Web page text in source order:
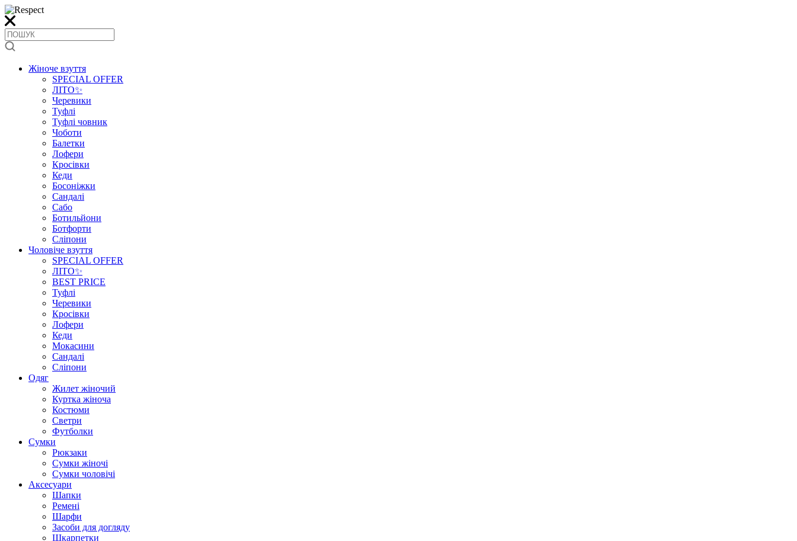
Жіноче взуття
SPECIAL OFFER
ЛІТО✨
Черевики
Туфлі
Туфлі човник
Чоботи
Балетки
Лофери
Кросівки
Кеди
Босоніжки
Сандалі
Сабо
Ботильйони
Ботфорти
Сліпони
Чоловіче взуття
SPECIAL OFFER
ЛІТО✨
BEST PRICE
Туфлі
Черевики
Кросівки
Лофери
Кеди
Мокасини
Сандалі
Сліпони
Одяг
Жилет жіночий
Куртка жіноча
Костюми
Светри
Футболки
Сумки
Рюкзаки
Сумки жіночі
Сумки чоловічі
Аксеcуари
Шапки
Ремені
Шарфи
Засоби для догляду
Шкарпетки